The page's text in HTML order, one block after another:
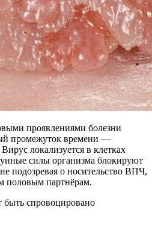
проявлениями болезни
промежуток времени —
локализуется в клетках
силы организма блокируют
подозревая о носительство ВПЧ,
половым партнёрам.
спровоцировано